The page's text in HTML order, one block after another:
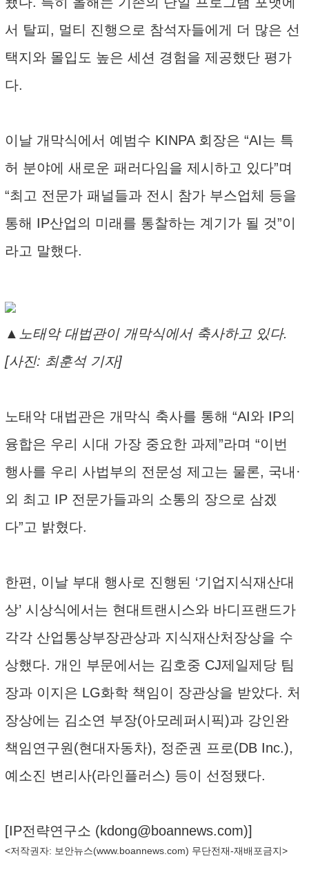
서 탈피, 멀티 진행으로 참석자들에게 더 많은 선
택지와 몰입도 높은 세션 경험을 제공했단 평가
다.
이날 개막식에서 예범수 KINPA 회장은 “AI는 특
허 분야에 새로운 패러다임을 제시하고 있다”며
“최고 전문가 패널들과 전시 참가 부스업체 등을
통해 IP산업의 미래를 통찰하는 계기가 될 것”이
라고 말했다.
▲노태악 대법관이 개막식에서 축사하고 있다.
[사진: 최훈석 기자]
노태악 대법관은 개막식 축사를 통해 “AI와 IP의
융합은 우리 시대 가장 중요한 과제”라며 “이번
행사를 우리 사법부의 전문성 제고는 물론, 국내·
외 최고 IP 전문가들과의 소통의 장으로 삼겠
다”고 밝혔다.
한편, 이날 부대 행사로 진행된 ‘기업지식재산대
상’ 시상식에서는 현대트랜시스와 바디프랜드가
각각 산업통상부장관상과 지식재산처장상을 수
상했다. 개인 부문에서는 김호중 CJ제일제당 팀
장과 이지은 LG화학 책임이 장관상을 받았다. 처
장상에는 김소연 부장(아모레퍼시픽)과 강인완
책임연구원(현대자동차), 정준권 프로(DB Inc.),
예소진 변리사(라인플러스) 등이 선정됐다.
[IP전략연구소 (kdong@boannews.com)]
<저작권자: 보안뉴스(www.boannews.com) 무단전재-재배포금지>